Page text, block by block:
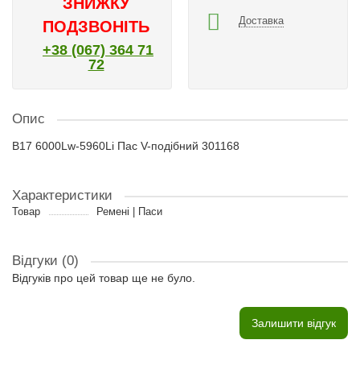
ПОДЗВОНІТЬ
+38 (067) 364 71
72
Доставка
Опис
B17 6000Lw-5960Li Пас V-подібний 301168
Характеристики
Товар Ремені | Паси
Відгуки (0)
Відгуків про цей товар ще не було.
Залишити відгук